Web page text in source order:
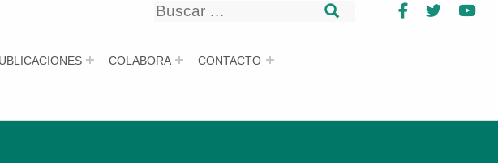
COLABORA CONTACTO
Buscar
Facebook
Twitter